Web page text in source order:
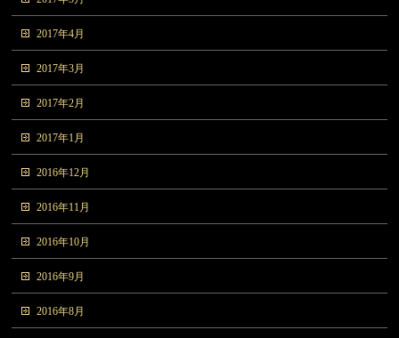
2017年4月
2017年3月
2017年2月
2017年1月
2016年12月
2016年11月
2016年10月
2016年9月
2016年8月